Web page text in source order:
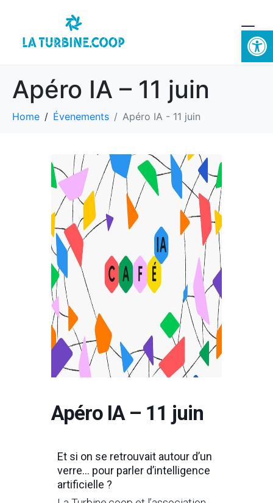
Ouvrir
Apéro IA – 11 juin
Home Évenements Apéro IA - 11 juin
Apéro IA – 11 juin
Et si on se retrouvait autour d’un
verre… pour parler d’intelligence
artificielle ?